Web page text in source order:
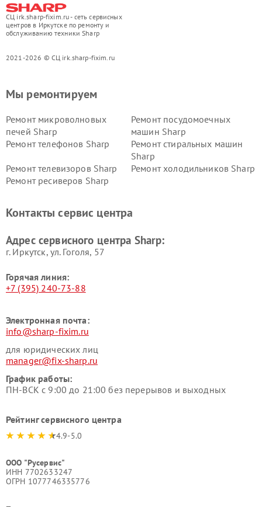
СЦ irk.sharp-fixim.ru - сеть сервисных
центров в Иркутске по ремонту и
обслуживанию техники Sharp
2021-2026 © СЦ irk.sharp-fixim.ru
Мы ремонтируем
Ремонт микроволновых
печей Sharp
Ремонт посудомоечных
машин Sharp
Ремонт телефонов Sharp
Ремонт стиральных машин
Sharp
Ремонт телевизоров Sharp
Ремонт холодильников Sharp
Ремонт ресиверов Sharp
Контакты сервис центра
Адрес сервисного центра Sharp:
г. Иркутск, ул. ​Гоголя, 57
Горячая линия:
+7 (395) 240-73-88
Электронная почта:
info@sharp-fixim.ru
для юридических лиц
manager@fix-sharp.ru
График работы:
ПН-ВСК с 9:00 до 21:00 без перерывов и выходных
Рейтинг сервисного центра
4.9-5.0
ООО "Русервис"
ИНН 7702633247
ОГРН 1077746335776